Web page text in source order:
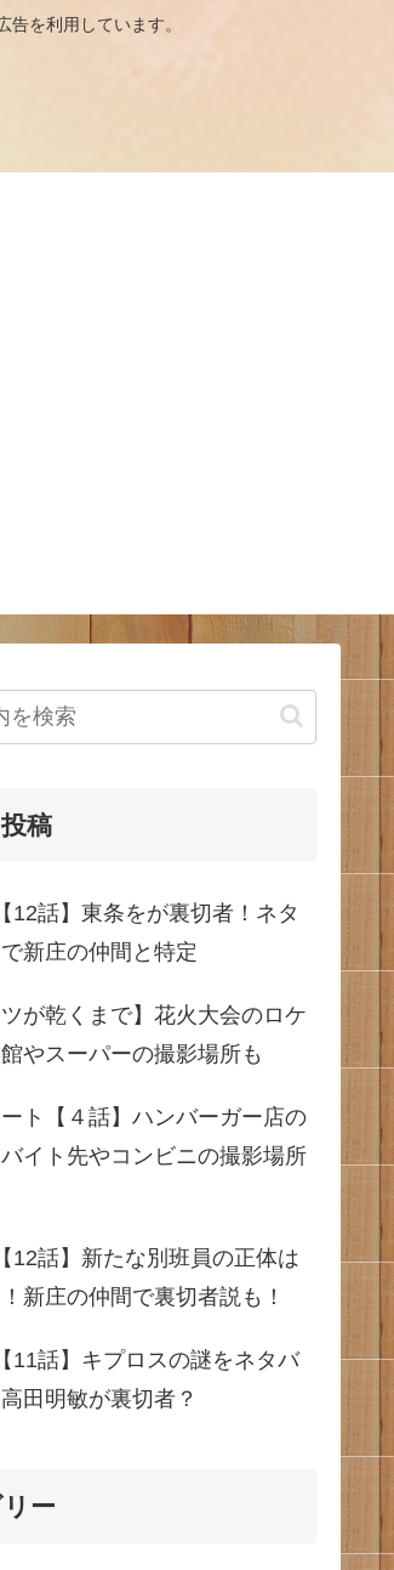
ています。
稿
12話】東条をが裏切者！ネタ
新庄の仲間と特定
ツが乾くまで】花火大会のロケ
やスーパーの撮影場所も
ト【４話】ハンバーガー店の
イト先やコンビニの撮影場所
12話】新たな別班員の正体は
新庄の仲間で裏切者説も！
11話】キプロスの謎をネタバ
田明敏が裏切者？
ー